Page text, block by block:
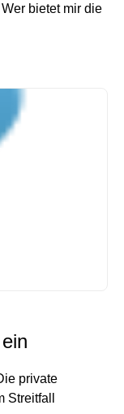
bietet mir die
private